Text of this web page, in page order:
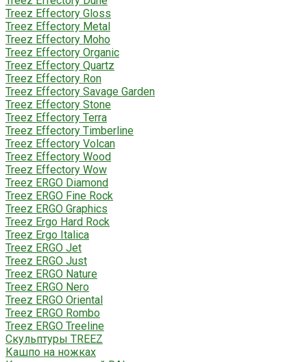
Treez Effectory Gloss
Treez Effectory Metal
Treez Effectory Moho
Treez Effectory Organic
Treez Effectory Quartz
Treez Effectory Ron
Treez Effectory Savage Garden
Treez Effectory Stone
Treez Effectory Terra
Treez Effectory Timberline
Treez Effectory Volcan
Treez Effectory Wood
Treez Effectory Wow
Treez ERGO Diamond
Treez ERGO Fine Rock
Treez ERGO Graphics
Treez Ergo Hard Rock
Treez Ergo Italica
Treez ERGO Jet
Treez ERGO Just
Treez ERGO Nature
Treez ERGO Nero
Treez ERGO Oriental
Treez ERGO Rombo
Treez ERGO Treeline
Скульптуры TREEZ
Кашпо на ножках